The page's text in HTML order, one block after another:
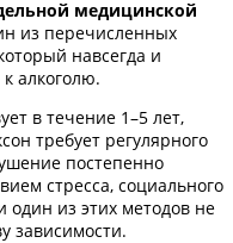
медицинской
из перечисленных
навсегда и
алкоголю.
в течение 1–5 лет,
требует регулярного
постепенно
стресса, социального
из этих методов не
зависимости.